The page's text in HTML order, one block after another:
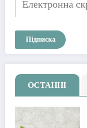
скринька
Підписка
ОСТАННІ